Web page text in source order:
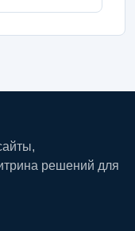
решений для